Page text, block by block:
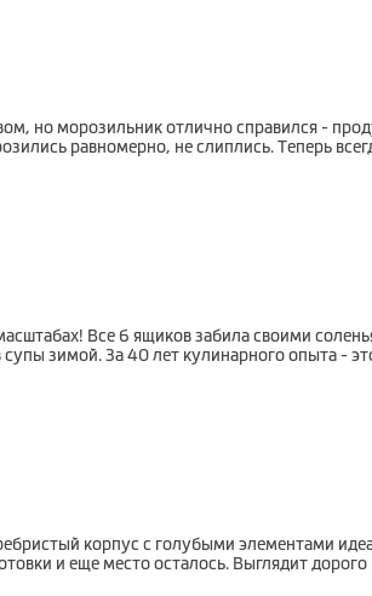
но морозильник отлично справился -
равномерно, не слиплись. Теперь
Все 6 ящиков забила своими
зимой. За 40 лет кулинарного опыта -
корпус с голубыми элементами
и еще место осталось. Выглядит